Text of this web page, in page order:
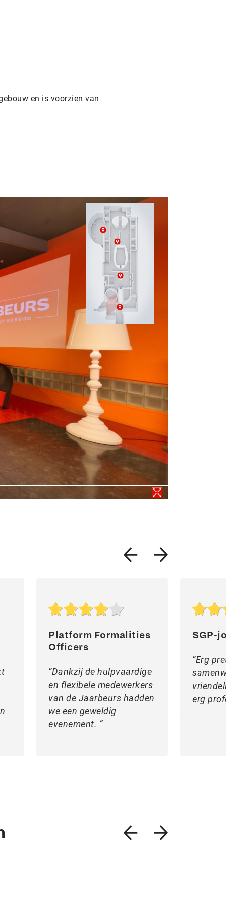
en is voorzien van
Platform Formalities
Officers
Dankzij de hulpvaardige
en flexibele medewerkers
van de Jaarbeurs hadden
we een geweldig
evenement.
SGP-
Erg
erg